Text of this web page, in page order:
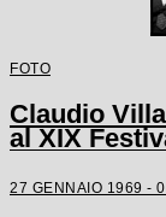
FOTO
Claudio
al XIX
27 GENNAIO 1969 -